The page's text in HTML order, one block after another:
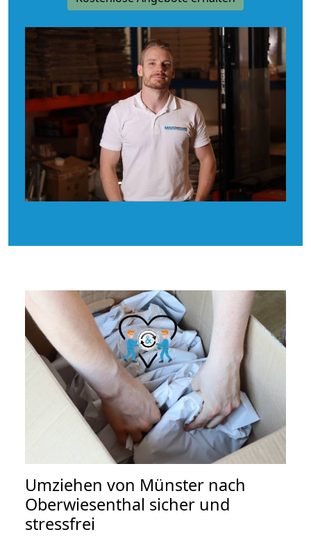
Umziehen von Münster nach
Oberwiesenthal sicher und
stressfrei